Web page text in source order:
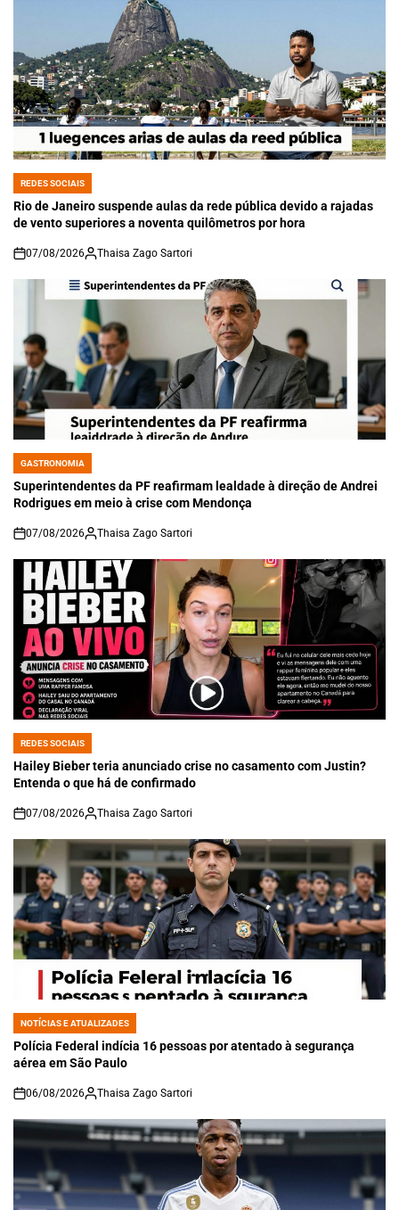
POSTED
IN
REDES SOCIAIS
Rio de Janeiro suspende aulas da rede pública devido a rajadas
de vento superiores a noventa quilômetros por hora
on
07/08/2026 Thaisa Zago Sartori
POSTED
IN
GASTRONOMIA
Superintendentes da PF reafirmam lealdade à direção de Andrei
Rodrigues em meio à crise com Mendonça
on
07/08/2026 Thaisa Zago Sartori
POSTED
IN
REDES SOCIAIS
Hailey Bieber teria anunciado crise no casamento com Justin?
Entenda o que há de confirmado
on
07/08/2026 Thaisa Zago Sartori
POSTED
IN
NOTÍCIAS E ATUALIZADES
Polícia Federal indícia 16 pessoas por atentado à segurança
aérea em São Paulo
on
06/08/2026 Thaisa Zago Sartori